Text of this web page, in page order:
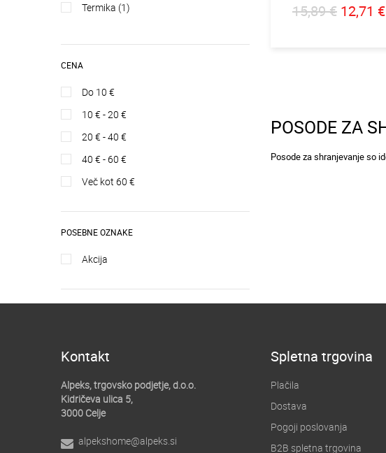
termika (1)
CENA
do 10 €
10 € - 20 €
20 € - 40 €
40 € - 60 €
več kot 60 €
POSEBNE OZNAKE
akcija
15,89 € 12,71 €
POSODE ZA
Posode za shranjevanje so
Kontakt
Alpeks, trgovsko podjetje, d.o.o.
Kidričeva ulica 5,
3000 Celje
alpekshome@alpeks.si
Spletna trgovina
Plačila
Dostava
Pogoji poslovanja
B2B spletna trgovina